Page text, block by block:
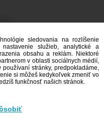
sledovania na rozlíšenie
služieb, analytické a
obsahu a reklám. Niektoré
v oblasti sociálnych médií,
stránky, predpokladáme,
si môžeš kedykoľvek zmeniť vo
funkčnosť našich stránok.